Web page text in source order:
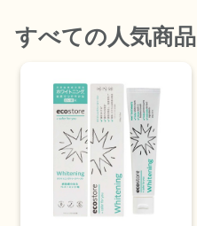
すべての人気商品